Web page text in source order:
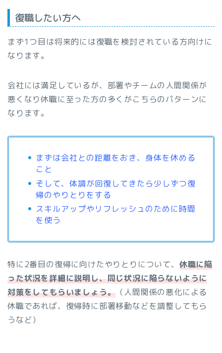
復職したい方へ
まず1つ目は将来的には復職を検討されている方向けに
なります。
会社には満足しているが、部署やチームの人間関係が
悪くなり休職に至った方の多くがこちらのパターンに
なります。
まずは会社との距離をおき、身体を休める
こと
そして、体調が回復してきたら少しずつ復
帰のやりとりをする
スキルアップやリフレッシュのために時間
を使う
特に2番目の復帰に向けたやりとりについて、 休職に陥
った状況を詳細に説明し、同じ状況に陥らないように
対策をしてもらいましょう。 （人間関係の悪化による
休職であれば、復帰時に部署移動などを調整してもら
うなど）